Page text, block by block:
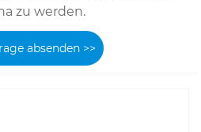
zu werden.
absenden >>